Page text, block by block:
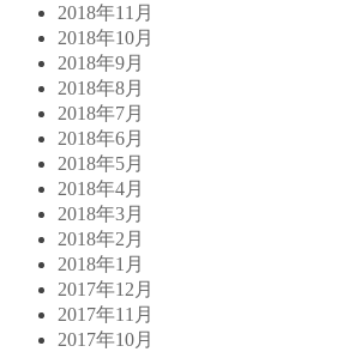
2018年11月
2018年10月
2018年9月
2018年8月
2018年7月
2018年6月
2018年5月
2018年4月
2018年3月
2018年2月
2018年1月
2017年12月
2017年11月
2017年10月